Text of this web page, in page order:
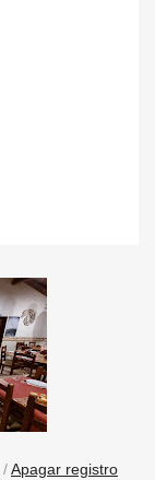
/Apagar registro